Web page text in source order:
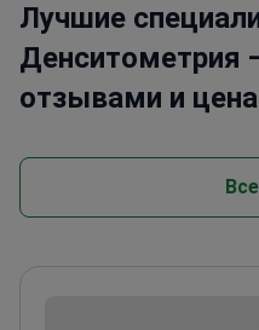
Лучшие
Денситометрия
отзывами и